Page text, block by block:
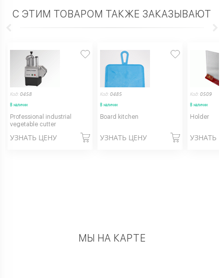
С ЭТИМ ТОВАРОМ ТАКЖЕ ЗАКАЗЫВАЮТ
Код: 0458
В наличии
Professional industrial
vegetable cutter
УЗНАТЬ ЦЕНУ
Код: 0485
В наличии
Board kitchen
УЗНАТЬ ЦЕНУ
Код: 0509
В наличии
Holder
УЗНАТЬ
МЫ НА КАРТЕ